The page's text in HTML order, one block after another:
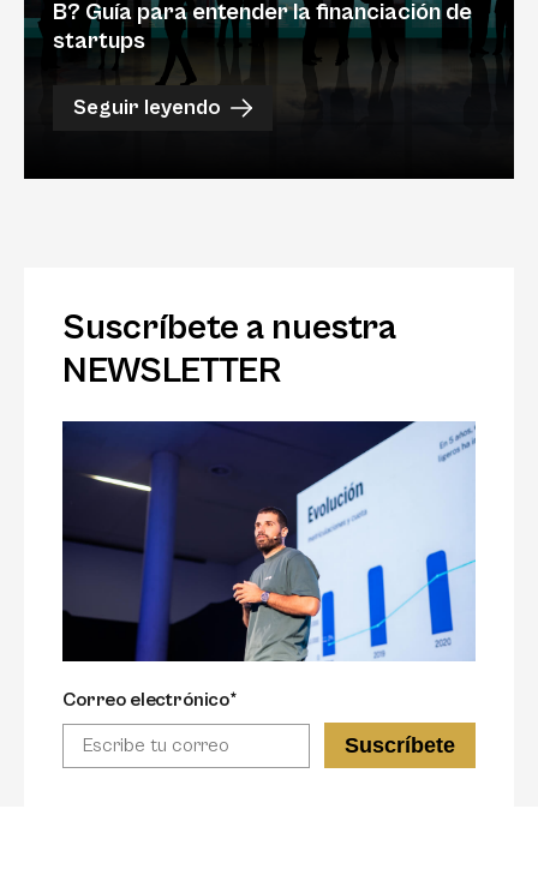
B? Guía para entender la financiación de
startups
Seguir leyendo
Suscríbete a nuestra
NEWSLETTER
Correo electrónico*